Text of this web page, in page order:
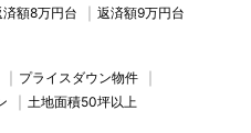
済額8万円台 返済額9万円台
プライスダウン物件
土地面積50坪以上